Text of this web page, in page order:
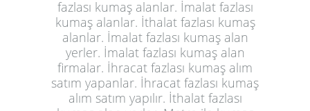
fazlası kumaş alanlar. İmalat fazlası
kumaş alanlar. İthalat fazlası kumaş
alanlar. İmalat fazlası kumaş alan
yerler. İmalat fazlası kumaş alan
firmalar. İhracat fazlası kumaş alım
satım yapanlar. İhracat fazlası kumaş
alım satım yapılır. İthalat fazlası